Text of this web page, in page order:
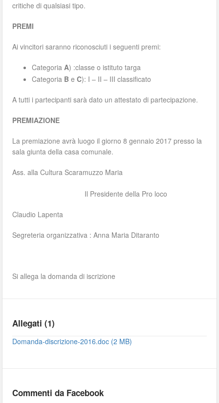
critiche di qualsiasi tipo.
PREMI
Ai vincitori saranno riconosciuti i seguenti premi:
CategoriaA) :classe o istituto targa
Categoria B eC): I – II – III classificato
A tutti i partecipanti sarà dato un attestato di partecipazione.
PREMIAZIONE
La premiazione avrà luogo il giorno 8 gennaio 2017 presso la
sala giunta della casa comunale.
Ass. alla Cultura Scaramuzzo Maria
Il Presidente della Pro loco
Claudio Lapenta
Segreteria organizzativa : Anna Maria Ditaranto
Si allega la domanda di iscrizione
Allegati (1)
Domanda-discrizione-2016.doc (2 MB)
Commenti da Facebook